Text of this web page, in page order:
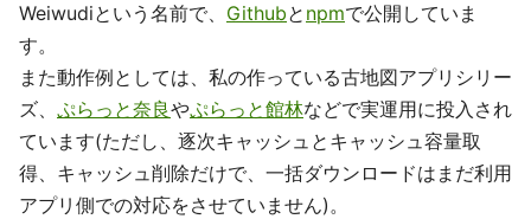
Weiwudiという名前で、 Githubと npmで公開していま
す。
また動作例としては、私の作っている古地図アプリシリー
ズ、 ぷらっと奈良やぷらっと館林などで実運用に投入され
ています(ただし、逐次キャッシュとキャッシュ容量取
得、キャッシュ削除だけで、一括ダウンロードはまだ利用
アプリ側での対応をさせていません)。